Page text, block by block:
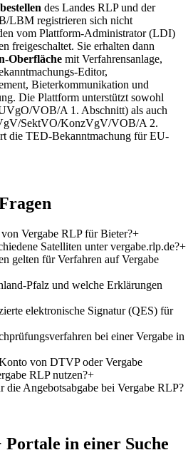
des Landes RLP und der
LBM registrieren sich nicht
vom Plattform-Administrator (LDI)
freigeschaltet. Sie erhalten dann
Oberfläche mit Verfahrensanlage,
Editor,
Bieterkommunikation und
Die Plattform unterstützt sowohl
VOB/A 1. Abschnitt) als auch
SektVO/KonzVgV/VOB/A 2.
die TED-Bekanntmachung für EU-
Vergabe RLP für Bieter?+
Satelliten unter vergabe.rlp.de?+
gelten für Verfahren auf Vergabe
Pfalz und welche Erklärungen
elektronische Signatur (QES) für
bei einer Vergabe in
von DTVP oder Vergabe
RLP nutzen?+
die Angebotsabgabe bei Vergabe RLP?
Portale in einer Suche